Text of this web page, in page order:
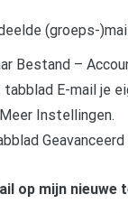
(groeps-
Bestand –
E-mail je
Instellingen.
op mijn nieuwe